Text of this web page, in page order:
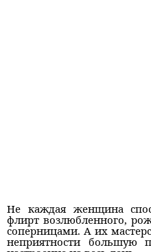
Не каждая женщина
флирт возлюбленного,
соперницами. А их
неприятности большую